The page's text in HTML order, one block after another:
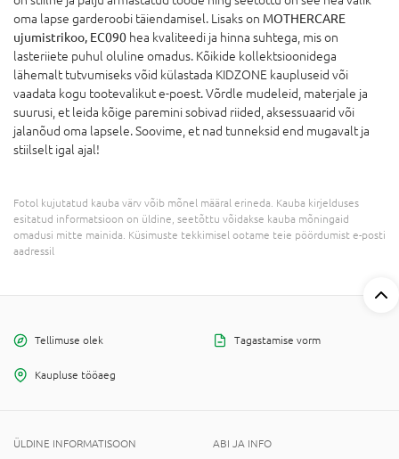
oma lapse garderoobi täiendamisel. Lisaks on MOTHERCARE
ujumistrikoo, EC090 hea kvaliteedi ja hinna suhtega, mis on
lasteriiete puhul oluline omadus. Kõikide kollektsioonidega
lähemalt tutvumiseks võid külastada KIDZONE kaupluseid või
vaadata kogu tootevalikut e-poest. Võrdle mudeleid, materjale ja
suurusi, et leida kõige paremini sobivad riided, aksessuaarid või
jalanõud oma lapsele. Soovime, et nad tunneksid end mugavalt ja
stiilselt igal ajal!
Fotol kujutatud kauba värv võib mõnel määral erineda. Kauba kirjelduses
esitatud informatsioon on üldine, seetõttu võidakse kauba mõningaid
omadusi mitte mainida. Küsimuste tekkimisel ootame teie pöördumist e-posti
aadressil
Tellimuse olek Tagastamise vorm
Kaupluse tööaeg
ÜLDINE INFORMATISOON
ABI JA INFO